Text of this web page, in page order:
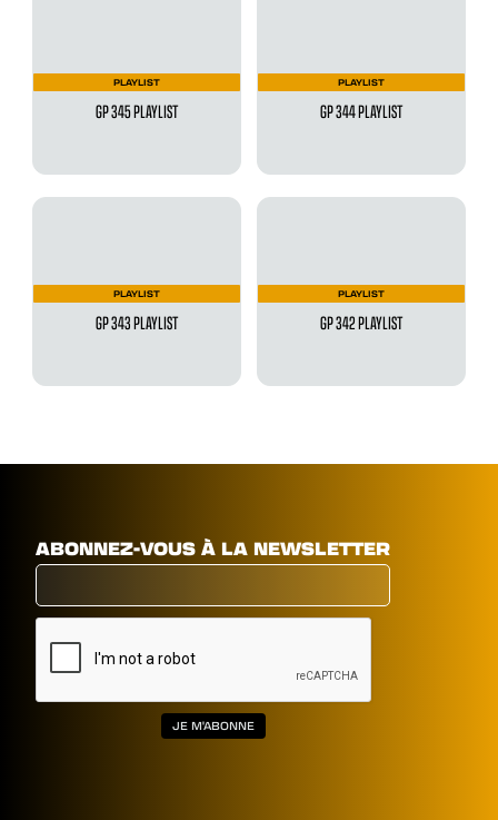
PLAYLIST
GP 345 PLAYLIST
PLAYLIST
GP 344 PLAYLIST
PLAYLIST
GP 343 PLAYLIST
PLAYLIST
GP 342 PLAYLIST
ABONNEZ-VOUS À LA NEWSLETTER